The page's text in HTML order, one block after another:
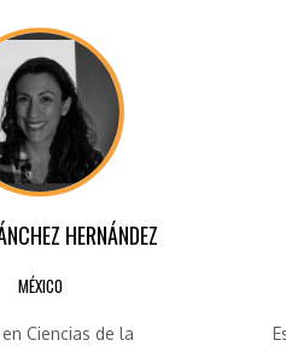
HERNÁNDEZ
MÉXICO
Ciencias de la